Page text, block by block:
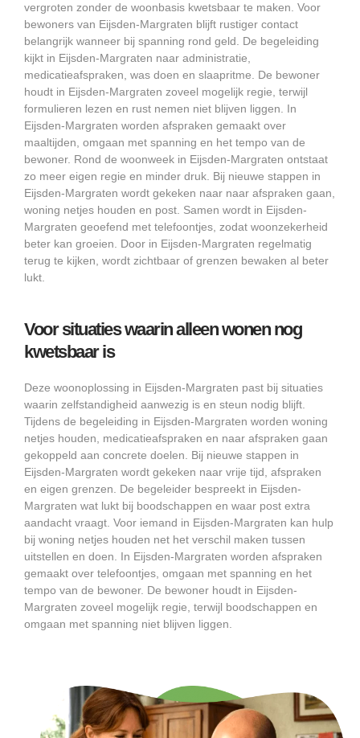
vergroten zonder de woonbasis kwetsbaar te maken. Voor
bewoners van Eijsden-Margraten blijft rustiger contact
belangrijk wanneer bij spanning rond geld. De begeleiding
kijkt in Eijsden-Margraten naar administratie,
medicatieafspraken, was doen en slaapritme. De bewoner
houdt in Eijsden-Margraten zoveel mogelijk regie, terwijl
formulieren lezen en rust nemen niet blijven liggen. In
Eijsden-Margraten worden afspraken gemaakt over
maaltijden, omgaan met spanning en het tempo van de
bewoner. Rond de woonweek in Eijsden-Margraten ontstaat
zo meer eigen regie en minder druk. Bij nieuwe stappen in
Eijsden-Margraten wordt gekeken naar naar afspraken gaan,
woning netjes houden en post. Samen wordt in Eijsden-
Margraten geoefend met telefoontjes, zodat woonzekerheid
beter kan groeien. Door in Eijsden-Margraten regelmatig
terug te kijken, wordt zichtbaar of grenzen bewaken al beter
lukt.
Voor situaties waarin alleen wonen nog
kwetsbaar is
Deze woonoplossing in Eijsden-Margraten past bij situaties
waarin zelfstandigheid aanwezig is en steun nodig blijft.
Tijdens de begeleiding in Eijsden-Margraten worden woning
netjes houden, medicatieafspraken en naar afspraken gaan
gekoppeld aan concrete doelen. Bij nieuwe stappen in
Eijsden-Margraten wordt gekeken naar vrije tijd, afspraken
en eigen grenzen. De begeleider bespreekt in Eijsden-
Margraten wat lukt bij boodschappen en waar post extra
aandacht vraagt. Voor iemand in Eijsden-Margraten kan hulp
bij woning netjes houden net het verschil maken tussen
uitstellen en doen. In Eijsden-Margraten worden afspraken
gemaakt over telefoontjes, omgaan met spanning en het
tempo van de bewoner. De bewoner houdt in Eijsden-
Margraten zoveel mogelijk regie, terwijl boodschappen en
omgaan met spanning niet blijven liggen.